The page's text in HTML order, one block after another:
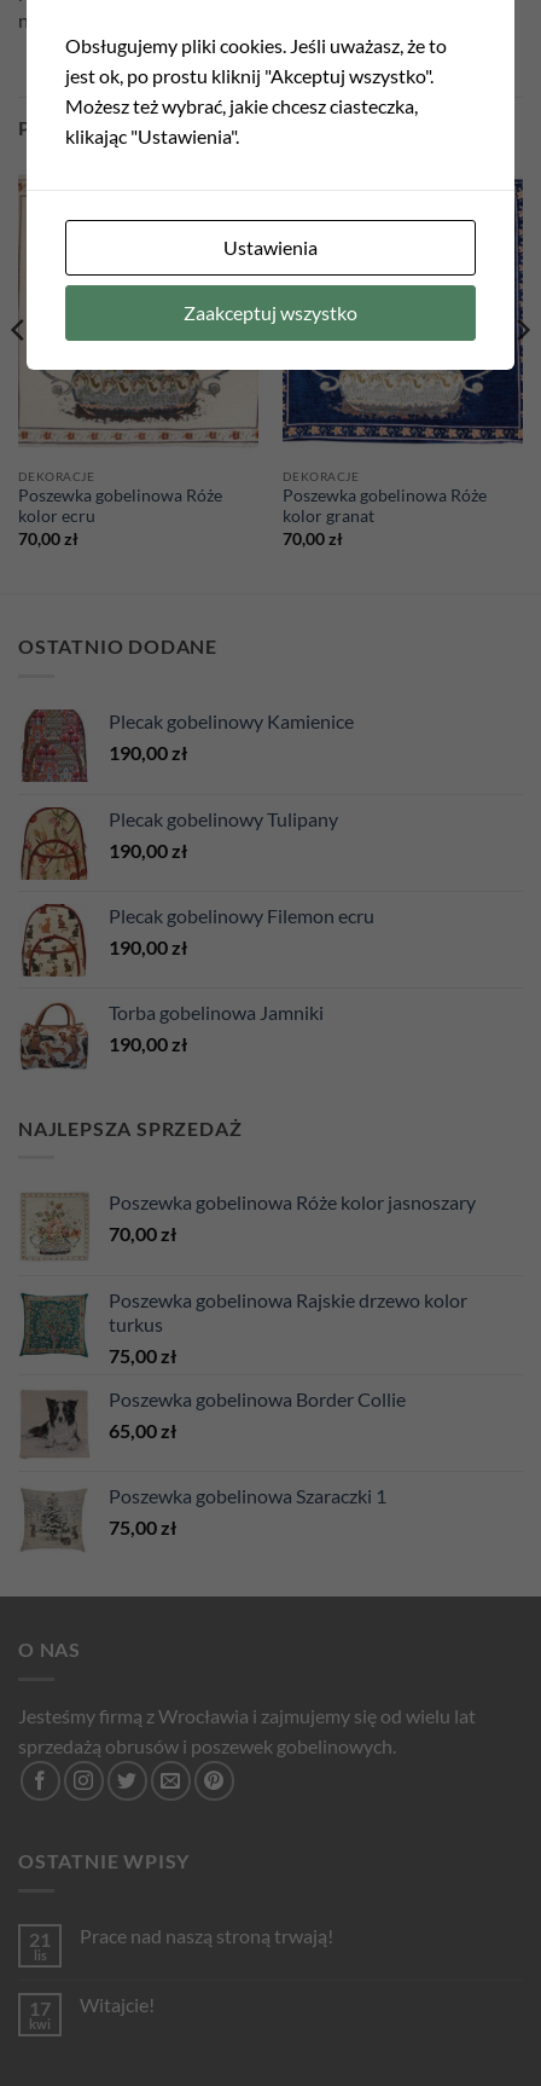
nie czyścić chemicznie
PODOBNE PRODUKTY
wishlist
DEKORACJE
Poszewka gobelinowa Róże
kolor ecru
70,00zł
Add to
DEKORACJE
Poszewka gobelinowa Róże
kolor granat
70,00zł
OSTATNIO DODANE
Plecak gobelinowy Kamienice
190,00 zł
Plecak gobelinowy Tulipany
190,00 zł
Plecak gobelinowy Filemon ecru
190,00 zł
Torba gobelinowa Jamniki
190,00 zł
NAJLEPSZA SPRZEDAŻ
Poszewka gobelinowa Róże kolor jasnoszary
70,00 zł
Poszewka gobelinowa Rajskie drzewo kolor
turkus
75,00 zł
Poszewka gobelinowa Border Collie
65,00 zł
Poszewka gobelinowa Szaraczki 1
75,00 zł
O NAS
Jesteśmy firmą z Wrocławia i zajmujemy się od wielu lat
sprzedażą obrusów i poszewek gobelinowych.
OSTATNIE WPISY
21
lis
Prace nad naszą stroną trwają!
Prace
17
kwi
Witajcie!
Obsługujemy pliki cookies. Jeśli uważasz, że to
jest ok, po prostu kliknij "Akceptuj wszystko".
Możesz też wybrać, jakie chcesz ciasteczka,
klikając "Ustawienia".
Ustawienia
Zaakceptuj wszystko